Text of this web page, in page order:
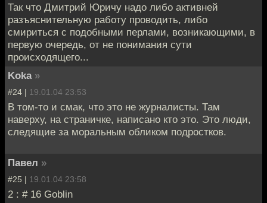
Так что Дмитрий Юричу надо либо активней
разъяснительную работу проводить, либо
смириться с подобными перлами, возникающими, в
первую очередь, от не понимания сути
происходящего...
Koka »
#24 | 19.01.04 23:53
В том-то и смак, что это не журналисты. Там
наверху, на страничке, написано кто это. Это люди,
следящие за моральным обликом подростков.
Павел »
#25 | 19.01.04 23:58
2 : # 16 Goblin